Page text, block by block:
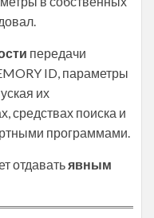
передачи
ID, параметры
их
средствах поиска и
программами.
отдаватьявным